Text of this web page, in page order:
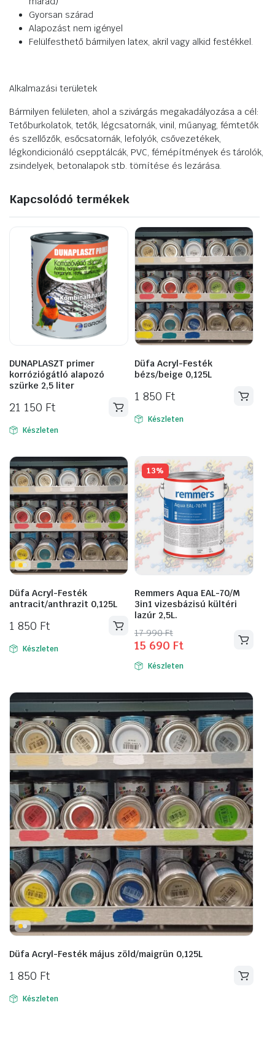
Gyorsan szárad
Alapozást nem igényel
Felülfesthető bármilyen latex, akril vagy alkid festékkel.
Alkalmazási területek
Bármilyen felületen, ahol a szivárgás megakadályozása a cél:
Tetőburkolatok, tetők, légcsatornák, vinil, műanyag, fémtetők
és szellőzők, esőcsatornák, lefolyók, csővezetékek,
légkondicionáló csepptálcák, PVC, fémépítmények és tárolók,
zsindelyek, betonalapok stb. tömítése és lezárása.
Kapcsolódó termékek
DUNAPLASZT primer
korróziógátló alapozó
szürke 2,5 liter
21 150 Ft
Készleten
Düfa Acryl-Festék
bézs/beige 0,125L
1 850 Ft
Készleten
Düfa Acryl-Festék
antracit/anthrazit 0,125L
1 850 Ft
Készleten
13%
Remmers Aqua EAL-70/M
3in1 vizesbázisú kültéri
lazúr 2,5L.
17 990Ft
Original
price
was:
990 Ft.
15 690 Ft
Current
price
is:
690 Ft.
Ennek
a
több
variációja
van.
A
változatok
a
termékoldalon
választhatók
ki
Készleten
Düfa Acryl-Festék május zöld/maigrün 0,125L
1 850 Ft
Készleten